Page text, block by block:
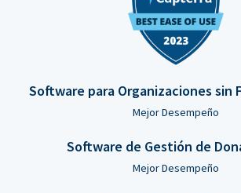
Software para Organizaciones sin
Mejor Desempeño
Software de Gestión de
Mejor Desempeño